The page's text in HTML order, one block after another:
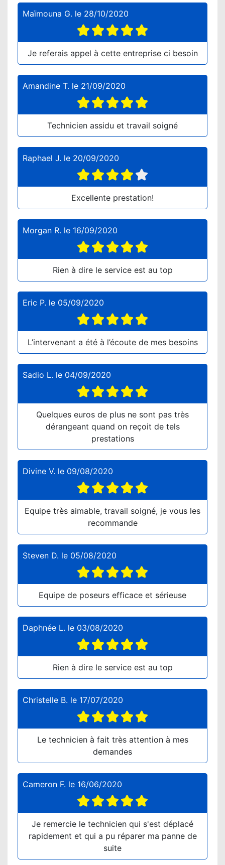
Maïmouna G. le 28/10/2020
Je referais appel à cette entreprise ci besoin
Amandine T. le 21/09/2020
Technicien assidu et travail soigné
Raphael J. le 20/09/2020
Excellente prestation!
Morgan R. le 16/09/2020
Rien à dire le service est au top
Eric P. le 05/09/2020
L’intervenant a été à l’écoute de mes besoins
Sadio L. le 04/09/2020
Quelques euros de plus ne sont pas très
dérangeant quand on reçoit de tels
prestations
Divine V. le 09/08/2020
Equipe très aimable, travail soigné, je vous les
recommande
Steven D. le 05/08/2020
Equipe de poseurs efficace et sérieuse
Daphnée L. le 03/08/2020
Rien à dire le service est au top
Christelle B. le 17/07/2020
Le technicien à fait très attention à mes
demandes
Cameron F. le 16/06/2020
Je remercie le technicien qui s'est déplacé
rapidement et qui a pu réparer ma panne de
suite